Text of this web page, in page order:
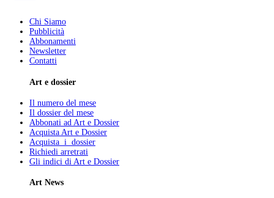
Chi Siamo
Pubblicità
Abbonamenti
Newsletter
Contatti
Art e dossier
Il numero del mese
Il dossier del mese
Abbonati ad Art e Dossier
Acquista Art e Dossier
Acquista i dossier
Richiedi arretrati
Gli indici di Art e Dossier
Art News